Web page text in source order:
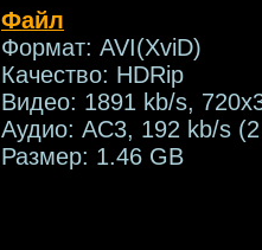
Файл
Формат: AVI(XviD)
Качество: HDRip
Видео: 1891 kb/s,
Аудио: AC3, 192 kb/s
Размер: 1.46 GB